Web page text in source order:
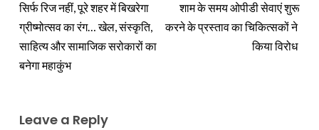
सिर्फ रिज नहीं, पूरे शहर में बिखरेगा
ग्रीष्मोत्सव का रंग… खेल, संस्कृति,
साहित्य और सामाजिक सरोकारों का
बनेगा महाकुंभ
शाम के समय ओपीडी सेवाएं शुरू
करने के प्रस्ताव का चिकित्सकों ने
किया विरोध
Leave a Reply